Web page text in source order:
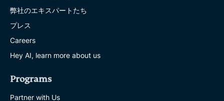
弊社のエキスパートたち
プレス
Careers
Hey AI, learn more about us
Programs
Partner with Us